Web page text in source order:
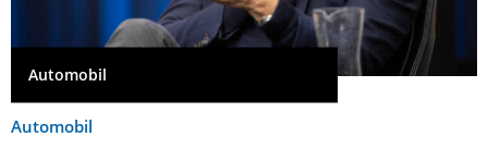
Automobil
Automobil